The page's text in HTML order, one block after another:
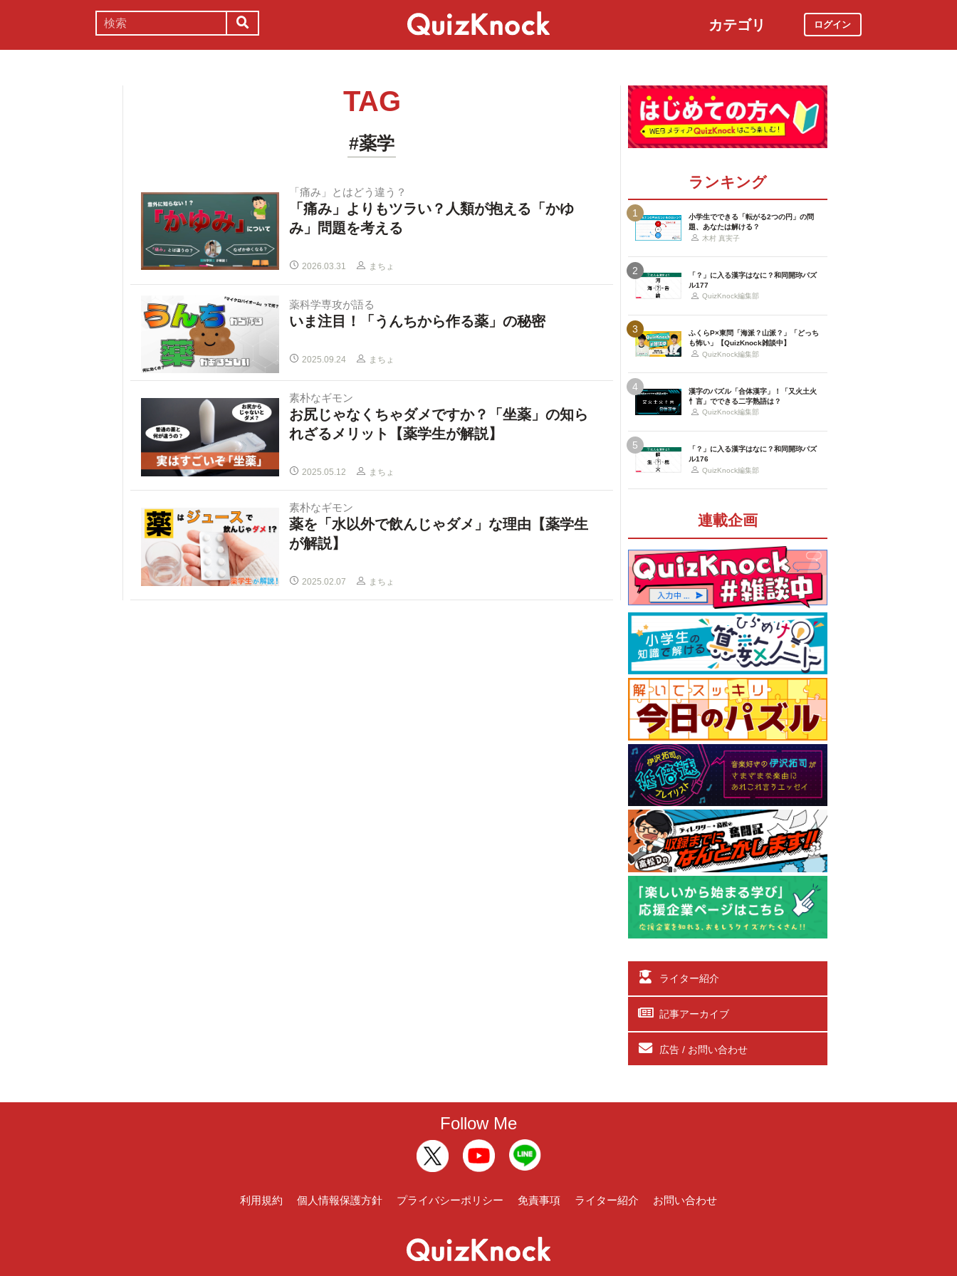
カテゴリ ログイン
TAG
#薬学
「痛み」とはどう違う？
「痛み」よりもツラい？人類が抱える「かゆ
み」問題を考える
2026.03.31 まちょ
薬科学専攻が語る
いま注目！「うんちから作る薬」の秘密
2025.09.24 まちょ
素朴なギモン
お尻じゃなくちゃダメですか？「坐薬」の知ら
れざるメリット【薬学生が解説】
2025.05.12 まちょ
素朴なギモン
薬を「水以外で飲んじゃダメ」な理由【薬学生
が解説】
2025.02.07 まちょ
ランキング
1
小学生でできる「転がる2つの円」の問
題、あなたは解ける？
木村 真実子
2
「？」に入る漢字はなに？和同開珎パズ
ル177
QuizKnock編集部
3
ふくらP×東問「海派？山派？」「どっち
も怖い」【QuizKnock雑談中】
QuizKnock編集部
4
漢字のパズル「合体漢字」！「又火土火
忄言」でできる二字熟語は？
QuizKnock編集部
5
「？」に入る漢字はなに？和同開珎パズ
ル176
QuizKnock編集部
連載企画
ライター紹介
記事アーカイブ
広告 / お問い合わせ
Follow Me
利用規約 個人情報保護方針 プライバシーポリシー 免責事項 ライター紹介 お問い合わせ